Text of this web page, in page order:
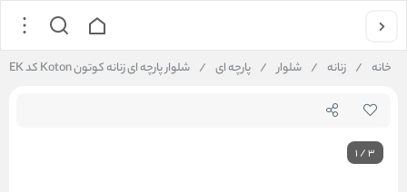
خانه / زنانه / شلوار / پارچه ای / شلوار پارچه ای زنانه کوتون Koton کد 5SAK40035EK
1/3